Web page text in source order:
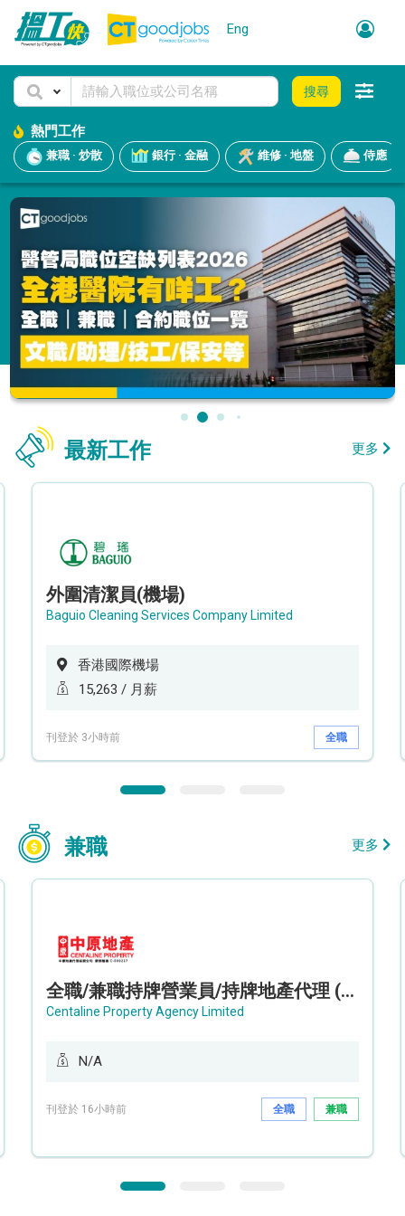
Eng
搜尋
熱門工作
兼職 · 炒散 銀行 · 金融 維修 · 地盤 侍應
最新工作 更多
外圍清潔員(機場)
Baguio Cleaning Services Company Limited
香港國際機場
15,263 / 月薪
刊登於 3小時前 全職
兼職 更多
全職/兼職持牌營業員/持牌地產代理 (長沙灣/將軍澳/油塘)
Centaline Property Agency Limited
N/A
刊登於 16小時前 全職 兼職